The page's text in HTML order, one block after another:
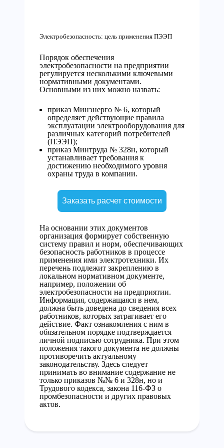
Электробезопасность: цель применения ПЭЭП
Порядок обеспечения
электробезопасности на предприятии
регулируется несколькими ключевыми
нормативными документами.
Основными из них можно назвать:
приказ Минэнерго № 6, который
определяет действующие правила
эксплуатации электрооборудования для
различных категорий потребителей
(ПЭЭП);
приказ Минтруда № 328н, который
устанавливает требования к
достижению необходимого уровня
охраны труда в компании.
Заказать расчет стоимости
На основании этих документов
организация формирует собственную
систему правил и норм, обеспечивающих
безопасность работников в процессе
применения ими электротехники. Их
перечень подлежит закреплению в
локальном нормативном документе,
например, положении об
электробезопасности на предприятии.
Информация, содержащаяся в нем,
должна быть доведена до сведения всех
работников, которых затрагивает его
действие. Факт ознакомления с ним в
обязательном порядке подтверждается
личной подписью сотрудника. При этом
положения такого документа не должны
противоречить актуальному
законодательству. Здесь следует
принимать во внимание содержание не
только приказов №№ 6 и 328н, но и
Трудового кодекса, закона 116-ФЗ о
промбезопасности и других правовых
актов.